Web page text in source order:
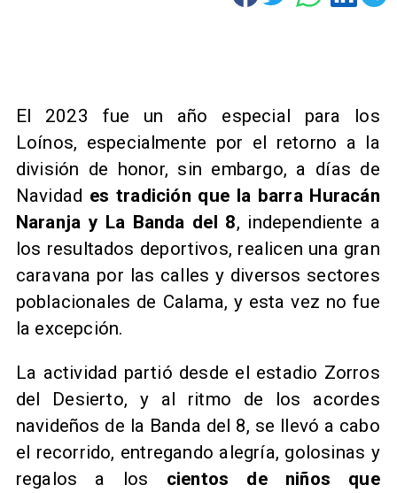
El 2023 fue un año especial para los
Loínos, especialmente por el retorno a la
división de honor, sin embargo, a días de
Navidad es tradición que la barra Huracán
Naranja y La Banda del 8, independiente a
los resultados deportivos, realicen una gran
caravana por las calles y diversos sectores
poblacionales de Calama, y esta vez no fue
la excepción.
La actividad partió desde el estadio Zorros
del Desierto, y al ritmo de los acordes
navideños de la Banda del 8, se llevó a cabo
el recorrido, entregando alegría, golosinas y
regalos a los cientos de niños que